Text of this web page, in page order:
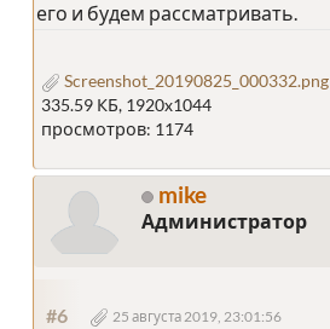
его и будем рассматривать.
Screenshot_20190825_000332.png
335.59 КБ, 1920x1044
просмотров: 1174
mike
Администратор
#6 25 августа 2019, 23:01:56